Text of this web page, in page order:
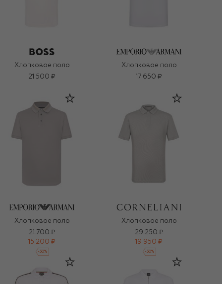
Хлопковое поло
21 500 ₽
Хлопковое поло
17 650 ₽
Хлопковое поло
21 700 ₽
15 200 ₽
-30%
Хлопковое поло
29 250 ₽
19 950 ₽
-30%